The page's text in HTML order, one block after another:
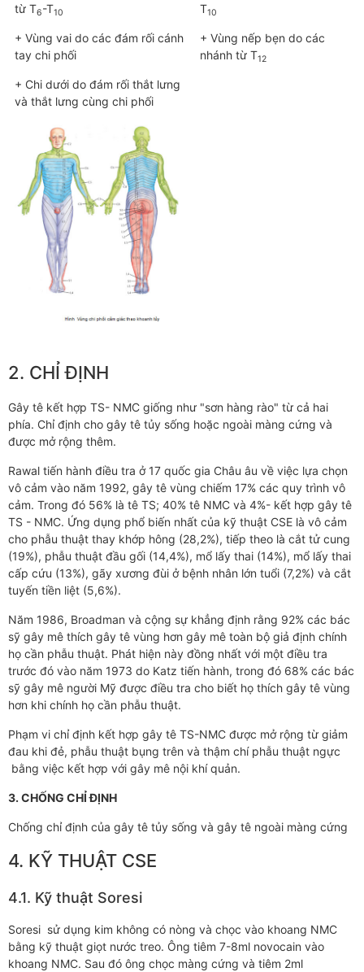
từ T6-T10
+ Vùng vai do các đám rối cánh
tay chi phối
+ Chi dưới do đám rối thắt lưng
và thắt lưng cùng chi phối
T10
+ Vùng nếp bẹn do các
nhánh từ T12
2. CHỈ ĐỊNH
Gây tê kết hợp TS- NMC giống như "sơn hàng rào" từ cả hai
phía. Chỉ định cho gây tê tủy sống hoặc ngoài màng cứng và
được mở rộng thêm.
Rawal tiến hành điều tra ở 17 quốc gia Châu âu về việc lựa chọn
vô cảm vào năm 1992, gây tê vùng chiếm 17% các quy trình vô
cảm. Trong đó 56% là tê TS; 40% tê NMC và 4%- kết hợp gây tê
TS - NMC. Ứng dụng phổ biến nhất của kỹ thuật CSE là vô cảm
cho phẫu thuật thay khớp hông (28,2%), tiếp theo là cắt tử cung
(19%), phẫu thuật đầu gối (14,4%), mổ lấy thai (14%), mổ lấy thai
cấp cứu (13%), gãy xương đùi ở bệnh nhân lớn tuổi (7,2%) và cắt
tuyến tiền liệt (5,6%).
Năm 1986, Broadman và cộng sự khẳng định rằng 92% các bác
sỹ gây mê thích gây tê vùng hơn gây mê toàn bộ giả định chính
họ cần phẫu thuật. Phát hiện này đồng nhất với một điều tra
trước đó vào năm 1973 do Katz tiến hành, trong đó 68% các bác
sỹ gây mê người Mỹ được điều tra cho biết họ thích gây tê vùng
hơn khi chính họ cần phẫu thuật.
Phạm vi chỉ định kết hợp gây tê TS-NMC được mở rộng từ giảm
đau khi đẻ, phẫu thuật bụng trên và thậm chí phẫu thuật ngực
bằng việc kết hợp với gây mê nội khí quản.
3. CHỐNG CHỈ ĐỊNH
Chống chỉ định của gây tê tủy sống và gây tê ngoài màng cứng
4. KỸ THUẬT CSE
4.1. Kỹ thuật Soresi
Soresi sử dụng kim không có nòng và chọc vào khoang NMC
bằng kỹ thuật giọt nước treo. Ông tiêm 7-8ml novocain vào
khoang NMC. Sau đó ông chọc màng cứng và tiêm 2ml